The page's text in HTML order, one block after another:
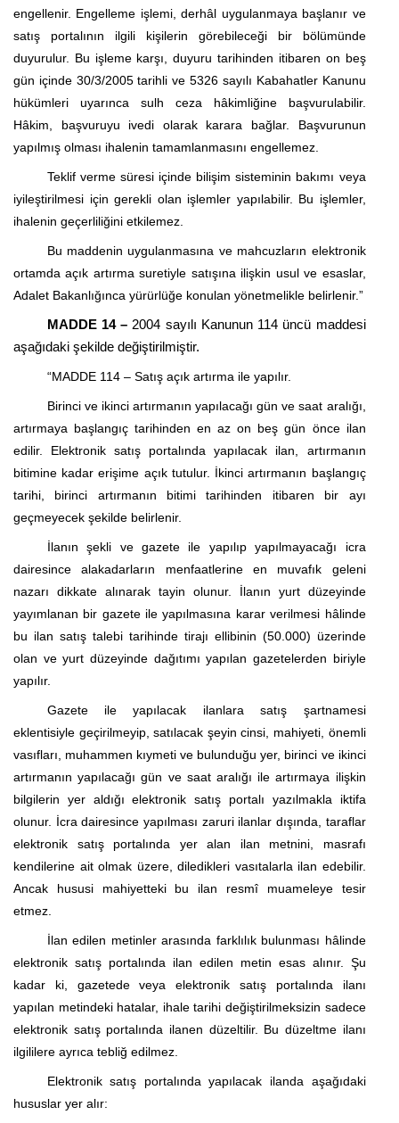
engellenir. Engelleme işlemi, derhâl uygulanmaya başlanır ve
satış portalının ilgili kişilerin görebileceği bir bölümünde
duyurulur. Bu işleme karşı, duyuru tarihinden itibaren on beş
gün içinde 30/3/2005tarihli ve 5326 sayılı Kabahatler Kanunu
hükümleri uyarınca sulh ceza hâkimliğine başvurulabilir.
Hâkim, başvuruyu ivedi olarak karara bağlar. Başvurunun
yapılmış olması ihalenin tamamlanmasını engellemez.
Teklif verme süresi içinde bilişim sisteminin bakımı veya
iyileştirilmesi için gerekli olan işlemler yapılabilir. Bu işlemler,
ihalenin geçerliliğini etkilemez.
Bu maddenin uygulanmasına ve mahcuzların elektronik
ortamda açık artırma suretiyle satışına ilişkin usul ve esaslar,
Adalet Bakanlığınca yürürlüğe konulan yönetmelikle belirlenir.”
MADDE 14 – 2004 sayılı Kanunun 114 üncü maddesi
aşağıdaki şekilde değiştirilmiştir.
“MADDE 114 – Satış açık artırma ile yapılır.
Birinci ve ikinci artırmanın yapılacağı gün ve saat aralığı,
artırmaya başlangıç tarihinden en az on beş gün önce ilan
edilir. Elektronik satış portalında yapılacak ilan, artırmanın
bitimine kadar erişime açık tutulur. İkinci artırmanın başlangıç
tarihi, birinci artırmanın bitimi tarihinden itibaren bir ayı
geçmeyecek şekilde belirlenir.
İlanın şekli ve gazete ile yapılıp yapılmayacağı icra
dairesince alakadarların menfaatlerine en muvafık geleni
nazarı dikkate alınarak tayin olunur. İlanın yurt düzeyinde
yayımlanan bir gazete ile yapılmasına karar verilmesi hâlinde
bu ilan satış talebi tarihinde tirajı ellibinin (50.000) üzerinde
olan ve yurt düzeyinde dağıtımı yapılan gazetelerden biriyle
yapılır.
Gazete ile yapılacak ilanlara satış şartnamesi
eklentisiyle geçirilmeyip, satılacak şeyin cinsi, mahiyeti, önemli
vasıfları, muhammen kıymeti ve bulunduğu yer, birinci ve ikinci
artırmanın yapılacağı gün ve saat aralığı ile artırmaya ilişkin
bilgilerin yer aldığı elektronik satış portalı yazılmakla iktifa
olunur. İcra dairesince yapılması zaruri ilanlar dışında, taraflar
elektronik satış portalında yer alan ilan metnini, masrafı
kendilerine ait olmak üzere, diledikleri vasıtalarla ilan edebilir.
Ancak hususi mahiyetteki bu ilan resmî muameleye tesir
etmez.
İlan edilen metinler arasında farklılık bulunması hâlinde
elektronik satış portalında ilan edilen metin esas alınır. Şu
kadar ki, gazetede veya elektronik satış portalında ilanı
yapılan metindeki hatalar, ihale tarihi değiştirilmeksizin sadece
elektronik satış portalında ilanen düzeltilir. Bu düzeltme ilanı
ilgililere ayrıca tebliğ edilmez.
Elektronik satış portalında yapılacak ilanda aşağıdaki
hususlar yer alır: